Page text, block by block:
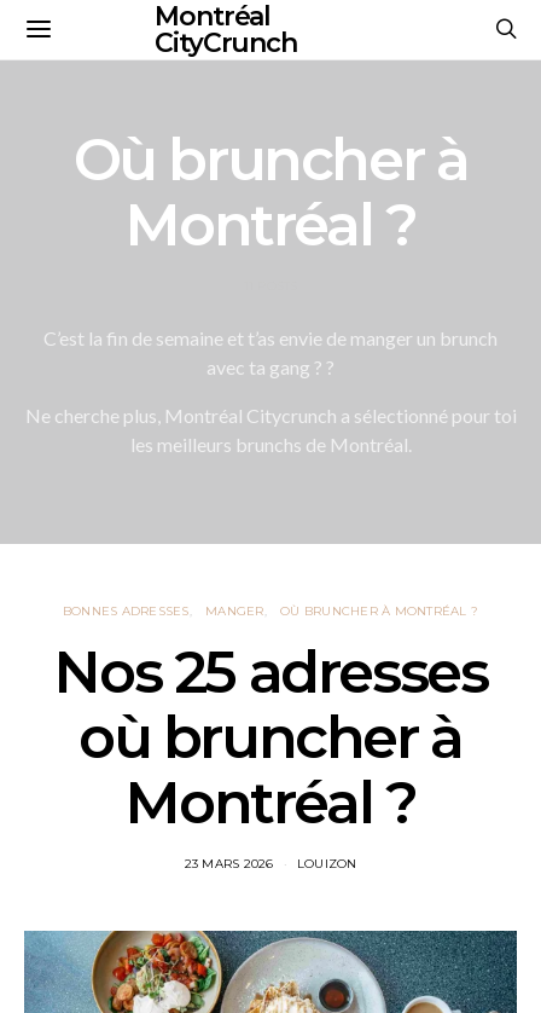
Montréal
CityCrunch
Où bruncher à
Montréal ?
C’est la fin de semaine et t’as envie de manger un brunch
avec ta gang ? ?
Ne cherche plus, Montréal Citycrunch a sélectionné pour toi
les meilleurs brunchs de Montréal.
BONNES ADRESSES MANGER OÙ BRUNCHER À MONTRÉAL ?
Nos 25 adresses
où bruncher à
Montréal ?
23 MARS 2026 LOUIZON